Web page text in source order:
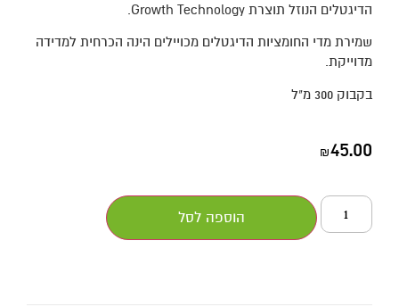
הדיגטלים הנוזל תוצרת Growth Technology.
שמירת מדי החומציות הדיגטלים מכויילים הינה הכרחית למדידה
מדוייקת.
בקבוק 300 מ"ל
₪45.00
הוספה לסל